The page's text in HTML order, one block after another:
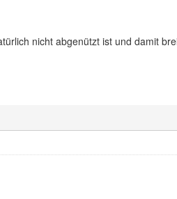
nicht abgenützt ist und damit